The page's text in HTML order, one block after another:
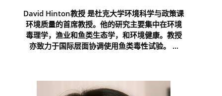
David Hinton教授 是杜克大学环境科学与政策课
环境质量的首席教授。他的研究主要集中在环境
毒理学，渔业和鱼类生态学，和环境健康。教授
亦致力于国际层面协调使用鱼类毒性试验。 ...